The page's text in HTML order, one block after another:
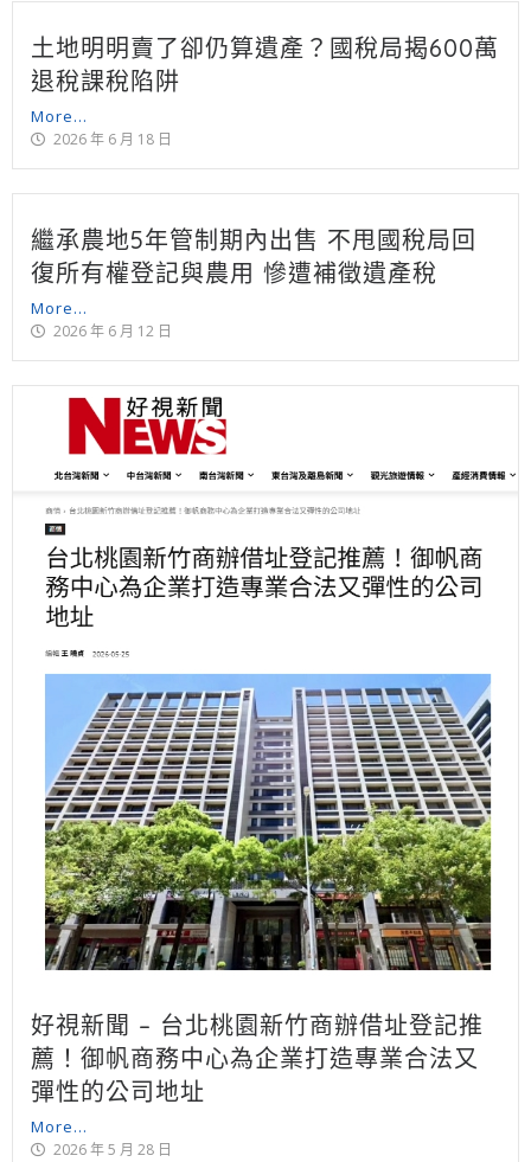
土地明明賣了卻仍算遺產？國稅局揭600萬
退稅課稅陷阱
More...
2026 年 6 月 18 日
繼承農地5年管制期內出售 不甩國稅局回
復所有權登記與農用 慘遭補徵遺產稅
More...
2026 年 6 月 12 日
好視新聞 – 台北桃園新竹商辦借址登記推
薦！御帆商務中心為企業打造專業合法又
彈性的公司地址
More...
2026 年 5 月 28 日